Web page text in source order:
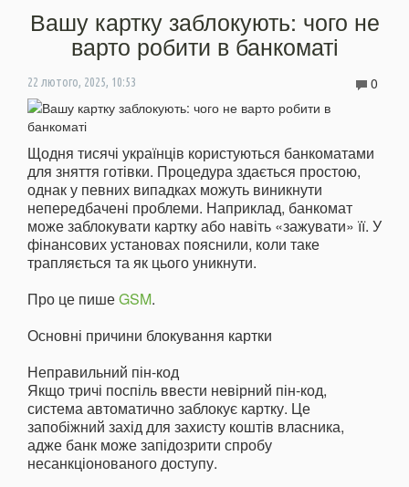
Вашу картку заблокують: чого не
варто робити в банкоматі
22 лютого, 2025, 10:53 0
Щодня тисячі українців користуються банкоматами
для зняття готівки. Процедура здається простою,
однак у певних випадках можуть виникнути
непередбачені проблеми. Наприклад, банкомат
може заблокувати картку або навіть «зажувати» її. У
фінансових установах пояснили, коли таке
трапляється та як цього уникнути.
Про це пишеGSM.
Основні причини блокування картки
Неправильний пін-код
Якщо тричі поспіль ввести невірний пін-код,
система автоматично заблокує картку. Це
запобіжний захід для захисту коштів власника,
адже банк може запідозрити спробу
несанкціонованого доступу.